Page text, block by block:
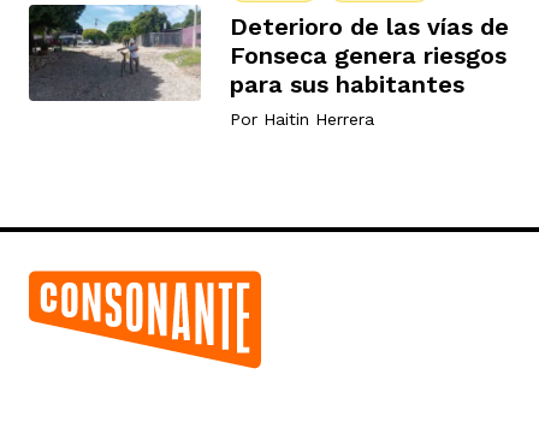
Deterioro de las vías de
Fonseca genera riesgos
para sus habitantes
Por Haitin Herrera